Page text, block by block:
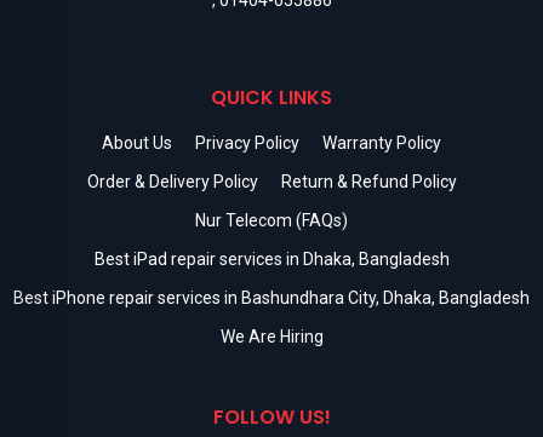
QUICK LINKS
About Us Privacy Policy
Warranty Policy
Order & Delivery Policy
Return & Refund Policy
Nur Telecom (FAQs)
Best iPad repair services in Dhaka, Bangladesh
Best iPhone repair services in Bashundhara City, Dhaka, Bangladesh
We Are Hiring
FOLLOW US!